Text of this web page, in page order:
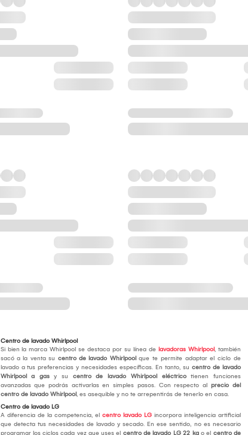
Centro de lavado Whirlpool
Si bien la marca Whirlpool se destaca por su línea delavadoras Whirlpool, también
sacó a la venta su centro de lavado Whirlpool que te permite adaptar el ciclo de
lavado a tus preferencias y necesidades específicas. En tanto, su centro de lavado
Whirlpool a gasy su centro de lavado Whirlpool eléctricotienen funciones
avanzadas que podrás activarlas en simples pasos. Con respecto al precio del
centro de lavado Whirlpool, es asequible y no te arrepentirás de tenerlo en casa.
Centro de lavado LG
A diferencia de la competencia, el centro lavado LGincorpora inteligencia artificial
que detecta tus necesidades de lavado y secado. En ese sentido, no es necesario
programar los ciclos cada vez que uses el centro de lavado LG 22 kgo el centro de